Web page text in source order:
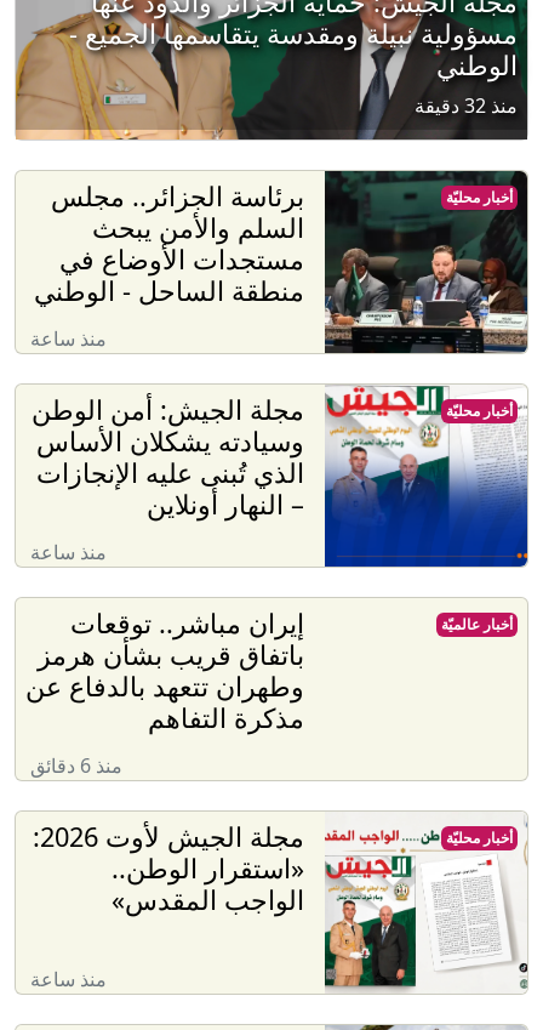
مسؤولية نبيلة ومقدسة يتقاسمها الجميع -
الوطني
منذ 32 دقيقة
برئاسة الجزائر.. مجلس
السلم والأمن يبحث
مستجدات الأوضاع في
منطقة الساحل - الوطني
منذ ساعة
أخبار محليّة
مجلة الجيش: أمن الوطن
وسيادته يشكلان الأساس
الذي تُبنى عليه الإنجازات
– النهار أونلاين
منذ ساعة
أخبار محليّة
إيران مباشر.. توقعات
باتفاق قريب بشأن هرمز
وطهران تتعهد بالدفاع عن
مذكرة التفاهم
منذ 6 دقائق
أخبار عالميّة
مجلة الجيش لأوت 2026:
«استقرار الوطن..
الواجب المقدس»
منذ ساعة
أخبار محليّة